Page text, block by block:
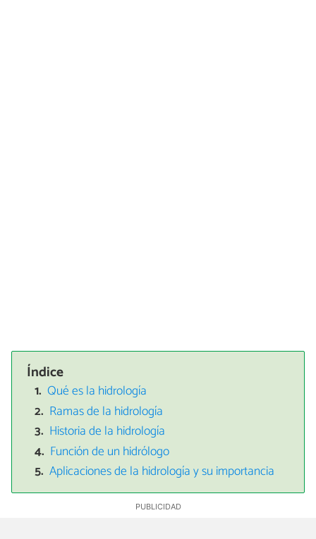
Índice
Qué es la hidrología
Ramas de la hidrología
Historia de la hidrología
Función de un hidrólogo
Aplicaciones de la hidrología y su importancia